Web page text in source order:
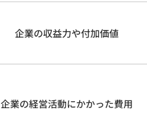
企業の収益力や付加価値
企業の経営活動にかかった費用